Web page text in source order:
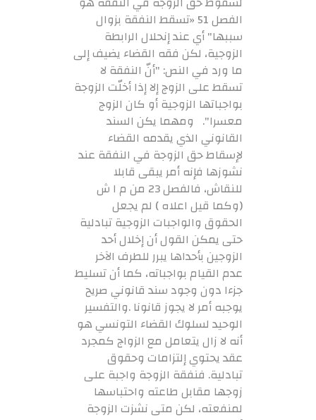
الفصل 51 «تسقط النفقة بزوال
سببها" أي عند إنحلال الرابطة
الزوجية، لكن فقه القضاء يضيف إلى
ما ورد في النص: "أنّ النفقة لا
تسقط على الزوج إلا إذا أخلّت الزوجة
بواجباتها الزوجية أو كان الزوج
معسرا". ومهما يكن السند
القانوني الذي يقدمه القضاء
لإسقاط حق الزوجة في النفقة عند
نشوزها فإنه أمر يبقى قابلا
للنقاش، فالفصل 23 من م ا ش
(وكما قيل اعلاه ) لم يجعل
الحقوق والواجبات الزوجية تبادلية
حتى يمكن القول أن إخلال أحد
الزوجين بأحداها يبرر للطرف الآخر
عدم القيام بواجباته، كما أن تسليط
جزءا دون وجود سند قانوني صريح
يوجبه أمر لا يجوز قانونا .والتفسير
الوحيد لسلوك القضاء التونسي هو
أنه لا زال يتعامل مع الزواج كمجرد
عقد يحتوي إلتزامات وحقوق
تبادلية. فنفقة الزوجة واجبة على
زوجها مقابل طاعته واحتباسها
لمنفعته، لكن متى نشزت الزوجة